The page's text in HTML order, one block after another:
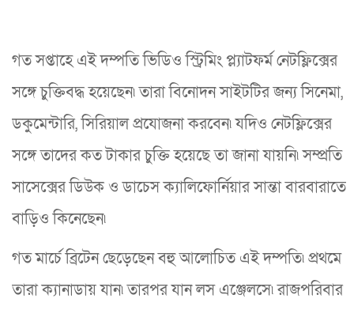
গত সপ্তাহে এই দম্পতি ভিডিও স্ট্রিমিং প্ল্যাটফর্ম নেটফ্লিক্সের
সঙ্গে চুক্তিবদ্ধ হয়েছেন৷ তারা বিনোদন সাইটটির জন্য সিনেমা,
ডকুমেন্টারি, সিরিয়াল প্রযোজনা করবেন৷ যদিও নেটফ্লিক্সের
সঙ্গে তাদের কত টাকার চুক্তি হয়েছে তা জানা যায়নি৷ সম্প্রতি
সাসেক্সের ডিউক ও ডাচেস ক্যালিফোর্নিয়ার সান্তা বারবারাতে
বাড়িও কিনেছেন৷
গত মার্চে ব্রিটেন ছেড়েছেন বহু আলোচিত এই দম্পতি৷ প্রথমে
তারা ক্যানাডায় যান৷ তারপর যান লস এঞ্জেলসে৷ রাজপরিবার